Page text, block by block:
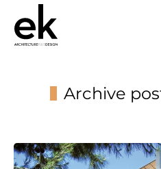
Archive